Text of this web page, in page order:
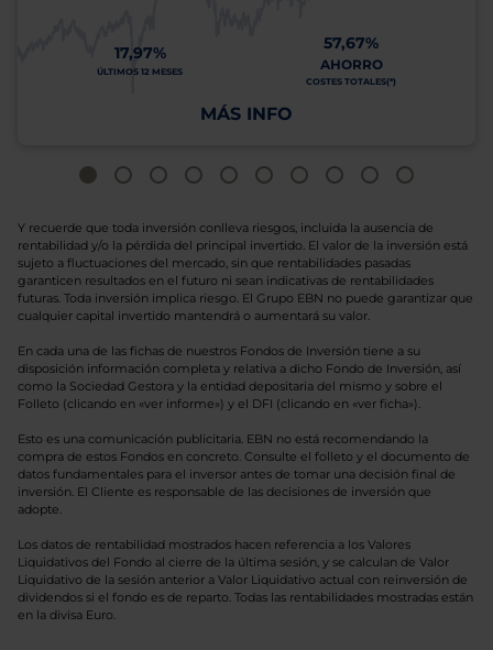
17,97%
ÚLTIMOS 12 MESES
57,67%
AHORRO
COSTES TOTALES(*)
MÁS INFO
Y recuerde que toda inversión conlleva riesgos, incluida la ausencia de
rentabilidad y/o la pérdida del principal invertido. El valor de la inversión está
sujeto a fluctuaciones del mercado, sin que rentabilidades pasadas
garanticen resultados en el futuro ni sean indicativas de rentabilidades
futuras. Toda inversión implica riesgo. El Grupo EBN no puede garantizar que
cualquier capital invertido mantendrá o aumentará su valor.
En cada una de las fichas de nuestros Fondos de Inversión tiene a su
disposición información completa y relativa a dicho Fondo de Inversión, así
como la Sociedad Gestora y la entidad depositaria del mismo y sobre el
Folleto (clicando en «ver informe») y el DFI (clicando en «ver ficha»).
Esto es una comunicación publicitaria. EBN no está recomendando la
compra de estos Fondos en concreto. Consulte el folleto y el documento de
datos fundamentales para el inversor antes de tomar una decisión final de
inversión. El Cliente es responsable de las decisiones de inversión que
adopte.
Los datos de rentabilidad mostrados hacen referencia a los Valores
Liquidativos del Fondo al cierre de la última sesión, y se calculan de Valor
Liquidativo de la sesión anterior a Valor Liquidativo actual con reinversión de
dividendos si el fondo es de reparto. Todas las rentabilidades mostradas están
en la divisa Euro.